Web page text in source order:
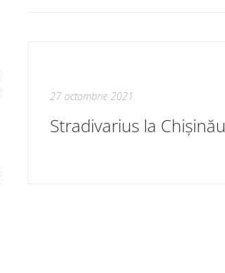
27 octombrie 2021
Stradivarius la Chișinău